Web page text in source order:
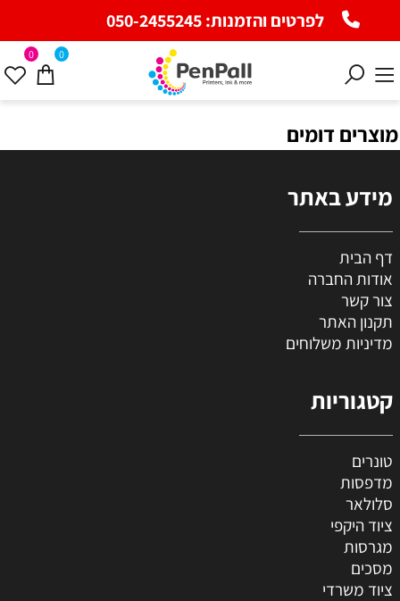
לפרטים והזמנות:050-2455245
0 0
מוצרים דומים
מידע באתר
דף הבית
אודות החברה
צור קשר
תקנון האתר
מדיניות משלוחים
קטגוריות
טונרים
מדפסות
סלולאר
ציוד היקפי
מגרסות
מסכים
ציוד משרדי